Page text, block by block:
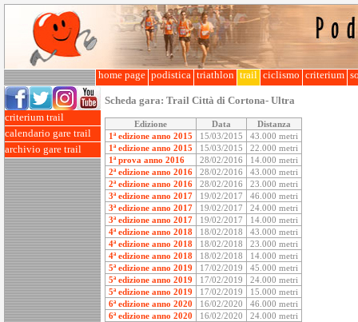
home page podistica triathlon trail ciclismo criterium
criterium trail
calendario gare trail
archivio gare trail
Scheda gara: Trail Città di Cortona- Ultra
Edizione Data
Distanza
1ª edizione anno 2015
15/03/2015
43.000 metri
1ª edizione anno 2015
15/03/2015
22.000 metri
1ª prova anno 2016
28/02/2016
14.000 metri
2ª edizione anno 2016
28/02/2016
43.000 metri
2ª edizione anno 2016
28/02/2016
23.000 metri
3ª edizione anno 2017
19/02/2017
46.000 metri
3ª edizione anno 2017
19/02/2017
24.000 metri
3ª edizione anno 2017
19/02/2017
14.000 metri
4ª edizione anno 2018
18/02/2018
43.000 metri
4ª edizione anno 2018
18/02/2018
23.000 metri
4ª edizione anno 2018
18/02/2018
14.000 metri
5ª edizione anno 2019
17/02/2019
45.000 metri
5ª edizione anno 2019
17/02/2019
24.000 metri
5ª edizione anno 2019
17/02/2019
15.000 metri
6ª edizione anno 2020
16/02/2020
46.000 metri
6ª edizione anno 2020
16/02/2020
24.000 metri